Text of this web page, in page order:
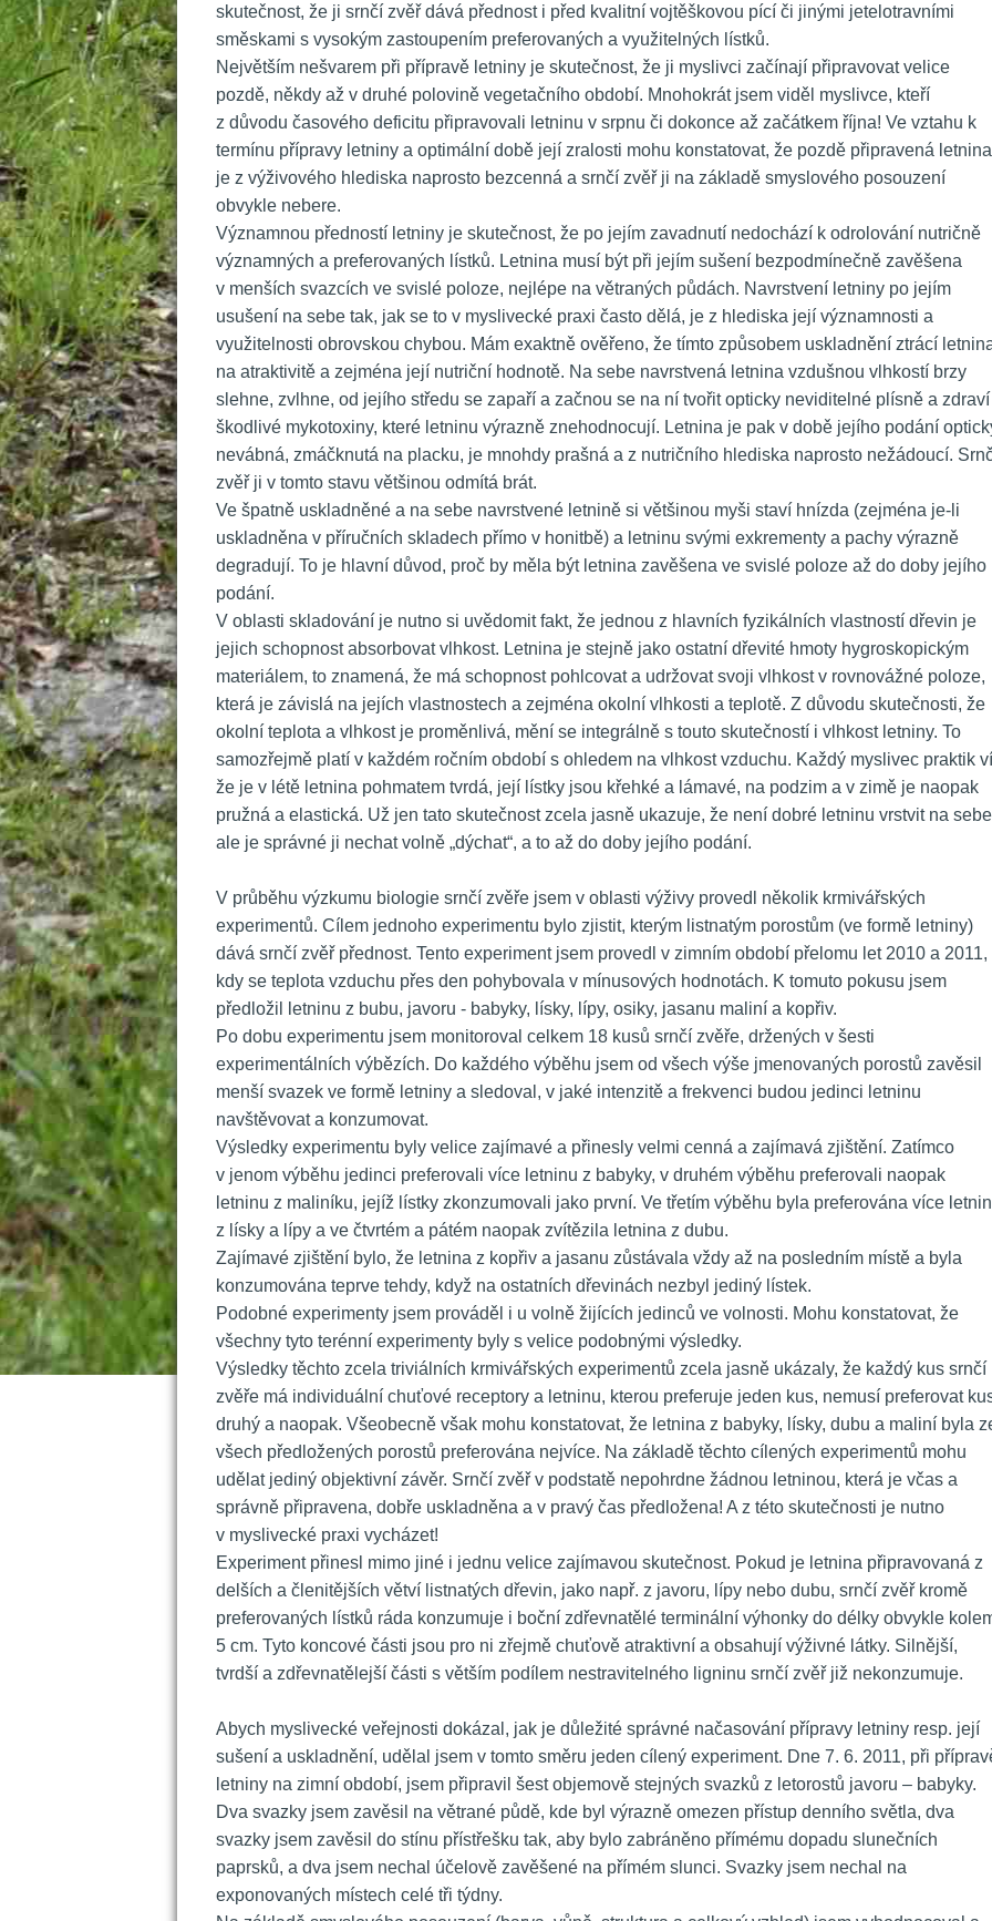
kutečnost, že ji srnčí zvěř dává přednost i před kvalitní vojtěškovou pící či jinými jetelotravními
měskami s vysokým zastoupením preferovaných a využitelných lístků.
Největším nešvarem při přípravě letniny je skutečnost, že ji myslivci začínají připravovat velice
pozdě, někdy až v druhé polovině vegetačního období. Mnohokrát jsem viděl myslivce, kteří
z důvodu časového deficitu připravovali letninu v srpnu či dokonce až začátkem října! Ve vztahu k
termínu přípravy letniny a optimální době její zralosti mohu konstatovat, že pozdě připravená letnina
je z výživového hlediska naprosto bezcenná a srnčí zvěř ji na základě smyslového posouzení
obvykle nebere.
Významnou předností letniny je skutečnost, že po jejím zavadnutí nedochází k odrolování nutričně
významných a preferovaných lístků. Letnina musí být při jejím sušení bezpodmínečně zavěšena
v menších svazcích ve svislé poloze, nejlépe na větraných půdách. Navrstvení letniny po jejím
usušení na sebe tak, jak se to v myslivecké praxi často dělá, je z hlediska její významnosti a
využitelnosti obrovskou chybou. Mám exaktně ověřeno, že tímto způsobem uskladnění ztrácí
na atraktivitě a zejména její nutriční hodnotě. Na sebe navrstvená letnina vzdušnou vlhkostí brzy
lehne, zvlhne, od jejího středu se zapaří a začnou se na ní tvořit opticky neviditelné plísně a zdraví
škodlivé mykotoxiny, které letninu výrazně znehodnocují. Letnina je pak v době jejího podání
nevábná, zmáčknutá na placku, je mnohdy prašná a z nutričního hlediska naprosto nežádoucí.
zvěř ji v tomto stavu většinou odmítá brát.
Ve špatně uskladněné a na sebe navrstvené letnině si většinou myši staví hnízda (zejména je-li
uskladněna v příručních skladech přímo v honitbě) a letninu svými exkrementy a pachy výrazně
degradují. To je hlavní důvod, proč by měla být letnina zavěšena ve svislé poloze až do doby jejího
podání.
V oblasti skladování je nutno si uvědomit fakt, že jednou z hlavních fyzikálních vlastností dřevin je
jejich schopnost absorbovat vlhkost. Letnina je stejně jako ostatní dřevité hmoty hygroskopickým
materiálem, to znamená, že má schopnost pohlcovat a udržovat svoji vlhkost v rovnovážné poloze,
která je závislá na jejích vlastnostech a zejména okolní vlhkosti a teplotě. Z důvodu skutečnosti, že
okolní teplota a vlhkost je proměnlivá, mění se integrálně s touto skutečností i vlhkost letniny. To
amozřejmě platí v každém ročním období s ohledem na vlhkost vzduchu. Každý myslivec praktik
že je v létě letnina pohmatem tvrdá, její lístky jsou křehké a lámavé, na podzim a v zimě je naopak
pružná a elastická. Už jen tato skutečnost zcela jasně ukazuje, že není dobré letninu vrstvit na
ale je správné ji nechat volně „dýchat“, a to až do doby jejího podání.
V průběhu výzkumu biologie srnčí zvěře jsem v oblasti výživy provedl několik krmivářských
experimentů. Cílem jednoho experimentu bylo zjistit, kterým listnatým porostům (ve formě letniny)
dává srnčí zvěř přednost. Tento experiment jsem provedl v zimním období přelomu let 2010 a 2011,
kdy se teplota vzduchu přes den pohybovala v mínusových hodnotách. K tomuto pokusu jsem
předložil letninu z bubu, javoru - babyky, lísky, lípy, osiky, jasanu maliní a kopřiv.
Po dobu experimentu jsem monitoroval celkem 18 kusů srnčí zvěře, držených v šesti
experimentálních výbězích. Do každého výběhu jsem od všech výše jmenovaných porostů zavěsil
menší svazek ve formě letniny a sledoval, v jaké intenzitě a frekvenci budou jedinci letninu
navštěvovat a konzumovat.
Výsledky experimentu byly velice zajímavé a přinesly velmi cenná a zajímavá zjištění. Zatímco
v jenom výběhu jedinci preferovali více letninu z babyky, v druhém výběhu preferovali naopak
letninu z maliníku, jejíž lístky zkonzumovali jako první. Ve třetím výběhu byla preferována více
z lísky a lípy a ve čtvrtém a pátém naopak zvítězila letnina z dubu.
Zajímavé zjištění bylo, že letnina z kopřiv a jasanu zůstávala vždy až na posledním místě a byla
konzumována teprve tehdy, když na ostatních dřevinách nezbyl jediný lístek.
Podobné experimenty jsem prováděl i u volně žijících jedinců ve volnosti. Mohu konstatovat, že
všechny tyto terénní experimenty byly s velice podobnými výsledky.
Výsledky těchto zcela triviálních krmivářských experimentů zcela jasně ukázaly, že každý kus srnčí
zvěře má individuální chuťové receptory a letninu, kterou preferuje jeden kus, nemusí preferovat
druhý a naopak. Všeobecně však mohu konstatovat, že letnina z babyky, lísky, dubu a maliní byla
všech předložených porostů preferována nejvíce. Na základě těchto cílených experimentů mohu
udělat jediný objektivní závěr. Srnčí zvěř v podstatě nepohrdne žádnou letninou, která je včas a
právně připravena, dobře uskladněna a v pravý čas předložena! A z této skutečnosti je nutno
v myslivecké praxi vycházet!
Experiment přinesl mimo jiné i jednu velice zajímavou skutečnost. Pokud je letnina připravovaná z
delších a členitějších větví listnatých dřevin, jako např. z javoru, lípy nebo dubu, srnčí zvěř kromě
preferovaných lístků ráda konzumuje i boční zdřevnatělé terminální výhonky do délky obvykle
5 cm. Tyto koncové části jsou pro ni zřejmě chuťově atraktivní a obsahují výživné látky. Silnější,
tvrdší a zdřevnatělejší části s větším podílem nestravitelného ligninu srnčí zvěř již nekonzumuje.
Abych myslivecké veřejnosti dokázal, jak je důležité správné načasování přípravy letniny resp. její
ušení a uskladnění, udělal jsem v tomto směru jeden cílený experiment. Dne 7. 6. 2011, při
letniny na zimní období, jsem připravil šest objemově stejných svazků z letorostů javoru – babyky.
Dva svazky jsem zavěsil na větrané půdě, kde byl výrazně omezen přístup denního světla, dva
vazky jsem zavěsil do stínu přístřešku tak, aby bylo zabráněno přímému dopadu slunečních
paprsků, a dva jsem nechal účelově zavěšené na přímém slunci. Svazky jsem nechal na
exponovaných místech celé tři týdny.